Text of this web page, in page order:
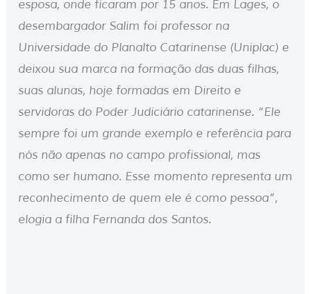
esposa, onde ficaram por 15 anos. Em Lages, o
desembargador Salim foi professor na
Universidade do Planalto Catarinense (Uniplac) e
deixou sua marca na formação das duas filhas,
suas alunas, hoje formadas em Direito e
servidoras do Poder Judiciário catarinense. “Ele
sempre foi um grande exemplo e referência para
nós não apenas no campo profissional, mas
como ser humano. Esse momento representa um
reconhecimento de quem ele é como pessoa”,
elogia a filha Fernanda dos Santos.